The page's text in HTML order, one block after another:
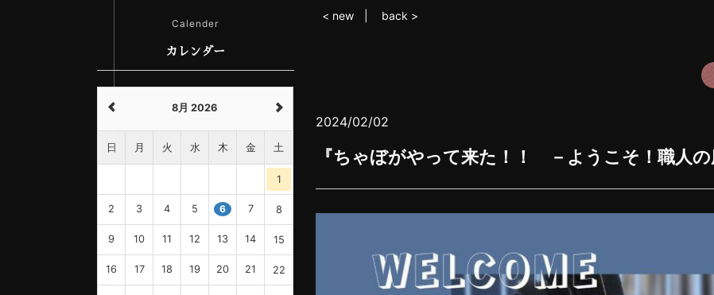
< new back >
2024/02/02
『ちゃぼがやって来た！！ －ようこそ！職人の
Calender
カレンダー
8月 2026
日 月 火 水 木 金 土
1
2 3 4 5 6 7 8
9 10 11 12 13 14 15
16 17 18 19 20 21 22